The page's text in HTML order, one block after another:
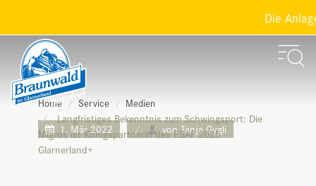
Die
1. Mär 2022 von Tanja Gygli
Home Service Medien
Langfristiges Bekenntnis zum Schwingsport: Die
Migros ist Königspartnerin des ESAF 2025
Glarnerland+